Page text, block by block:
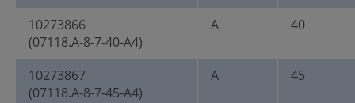
10273866
(07118.A-8-7-40-A4)
A 40
10273867
(07118.A-8-7-45-A4)
A 45